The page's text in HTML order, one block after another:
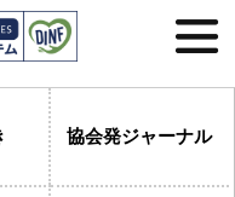
協会発ジャーナル